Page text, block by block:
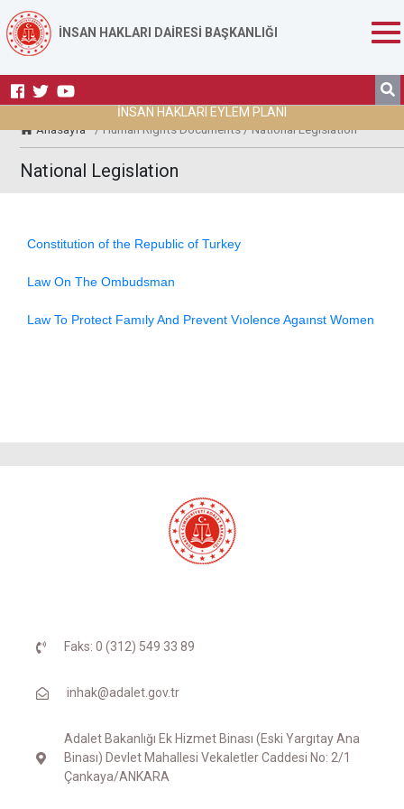
İNSAN HAKLARI DAİRESİ BAŞKANLIĞI
İNSAN HAKLARI EYLEM PLANI
Anasayfa / Human Rights Documents / National Legislation
National Legislation
Constitution of the Republic of Turkey
Law On The Ombudsman
Law To Protect Famıly And Prevent Vıolence Agaınst Women
Faks: 0 (312) 549 33 89
inhak@adalet.gov.tr
Adalet Bakanlığı Ek Hizmet Binası (Eski Yargıtay Ana
Binası) Devlet Mahallesi Vekaletler Caddesi No: 2/1
Çankaya/ANKARA